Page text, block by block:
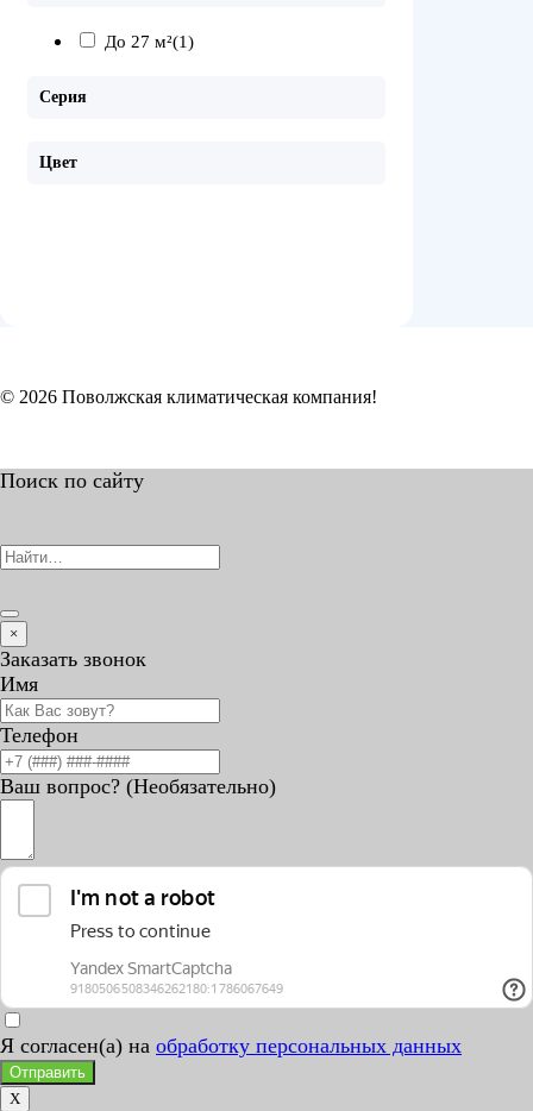
До 27 м²(1)
Серия
Цвет
© 2026 Поволжская климатическая компания!
Поиск по сайту
×
Заказать звонок
Имя
Телефон
Ваш вопрос? (Необязательно)
Я согласен(а) на обработку персональных данных
Отправить
X